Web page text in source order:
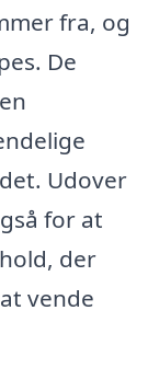
fra, og
De
Udover
for at
der
vende